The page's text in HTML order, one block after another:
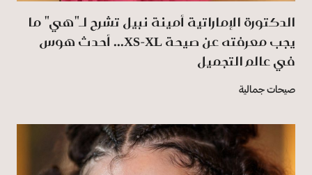
الدكتورة الإماراتية أمينة نبيل تشرح لـ"هي" ما
يجب معرفته عن صيحة XS-XL... أحدث هوس
في عالم التجميل
صيحات جمالية